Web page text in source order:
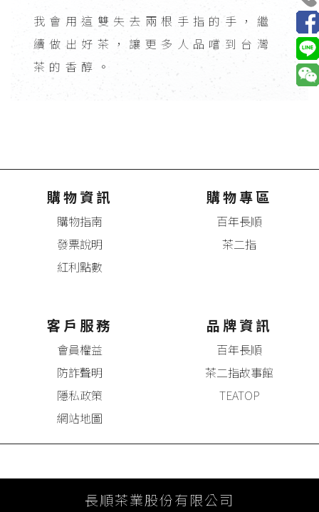
我會用這雙失去兩根手指的手，繼
續做出好茶，讓更多人品嚐到台灣
茶的香醇。
購物資訊
購物指南
發票說明
紅利點數
購物專區
百年長順
茶二指
客戶服務
會員權益
防詐聲明
隱私政策
網站地圖
品牌資訊
百年長順
茶二指故事館
TEATOP
長順茶業股份有限公司